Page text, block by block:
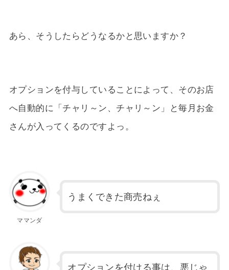
あら、そうしたらどうなるかと思いますか？
オプションを付与していることによって、そのお店
へ自動的に「チャリ～ン、チャリ～ン」と毎月お金
さんが入ってくるのですよっ。
ママンダ
うまくできた商売ねぇ
オプションを付ける事は、悪じゃ